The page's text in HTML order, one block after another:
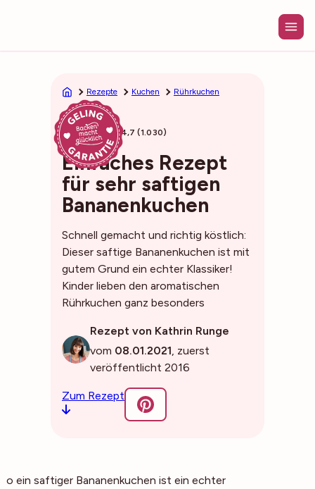
Rezepte Kuchen Rührkuchen
55min 4,7 (1.030)
Einfaches Rezept
für sehr saftigen
Bananenkuchen
Schnell gemacht und richtig köstlich:
Dieser saftige Bananenkuchen ist mit
gutem Grund ein echter Klassiker!
Kinder lieben den aromatischen
Rührkuchen ganz besonders
Rezept von Kathrin Runge
vom 08.01.2021, zuerst
veröffentlicht 2016
Zum Rezept
So ein saftiger Bananenkuchen ist ein echter